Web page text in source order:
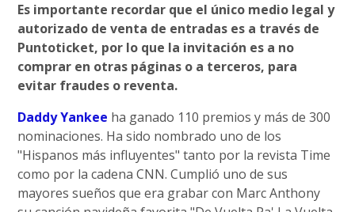
Es importante recordar que el único medio legal y
autorizado de venta de entradas es a través de
Puntoticket, por lo que la invitación es a no
comprar en otras páginas o a terceros, para
evitar fraudes o reventa.
Daddy Yankee ha ganado 110 premios y más de 300
nominaciones. Ha sido nombrado uno de los
"Hispanos más influyentes" tanto por la revista Time
como por la cadena CNN. Cumplió uno de sus
mayores sueños que era grabar con Marc Anthony